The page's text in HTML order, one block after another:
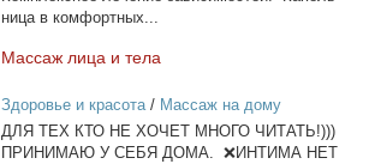
ни­ца в ком­форт­ных...
Мас­саж ли­ца и те­ла
Здоровье и красота/ Массаж на дому
ДЛЯ ТЕХ КТО НЕ ХОЧЕТ МНОГО ЧИТАТЬ!)))
ПРИНИМАЮ У СЕБЯ ДОМА. ❌ИНТИМА НЕТ